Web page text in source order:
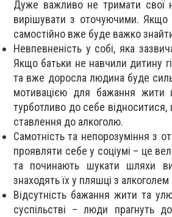
Дуже важливо не тримати свої
вирішувати з оточуючими. Якщо
самостійно вже буде важко знайти
Невпевненість у собі, яка
Якщо батьки не навчили дитину
та вже доросла людина буде
мотивацією для бажання жити
турботливо до себе
ставлення до алкоголю.
Самотність та непорозуміння з
проявляти себе у соціумі – це
та починають шукати шляхи
знаходять їх у пляшці з
Відсутність бажання жити та
суспільстві – люди прагнуть